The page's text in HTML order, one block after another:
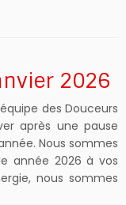
2026
des Douceurs
après une pause
Nous sommes
année 2026 à vos
nous sommes